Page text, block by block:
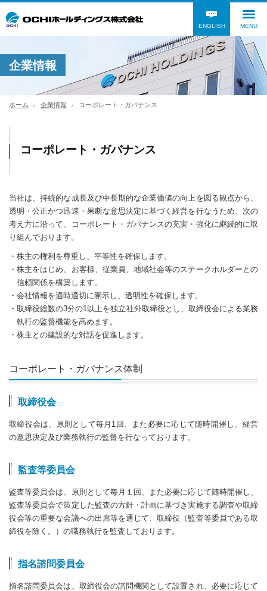
ENGLISH MENU
企業情報
ホーム 企業情報 コーポレート・ガバナンス
コーポレート・ガバナンス
当社は、持続的な成長及び中長期的な企業価値の向上を図る観点から、
透明・公正かつ迅速・果断な意思決定に基づく経営を行なうため、次の
考え方に沿って、コーポレート・ガバナンスの充実・強化に継続的に取
り組んでおります。
・株主の権利を尊重し、平等性を確保します。
・株主をはじめ、お客様、従業員、地域社会等のステークホルダーとの
信頼関係を構築します。
・会社情報を適時適切に開示し、透明性を確保します。
・取締役総数の3分の1以上を独立社外取締役とし、取締役会による業務
執行の監督機能を高めます。
・株主との建設的な対話を促進します。
コーポレート・ガバナンス体制
取締役会
取締役会は、原則として毎月1回、また必要に応じて随時開催し、経営
の意思決定及び業務執行の監督を行なっております。
監査等委員会
監査等委員会は、原則として毎月１回、また必要に応じて随時開催し、
監査等委員会で策定した監査の方針・計画に基づき実施する調査や取締
役会等の重要な会議への出席等を通じて、取締役（監査等委員である取
締役を除く。）の職務執行を監査しております。
指名諮問委員会
指名諮問委員会は、取締役会の諮問機関として設置され、必要に応じて